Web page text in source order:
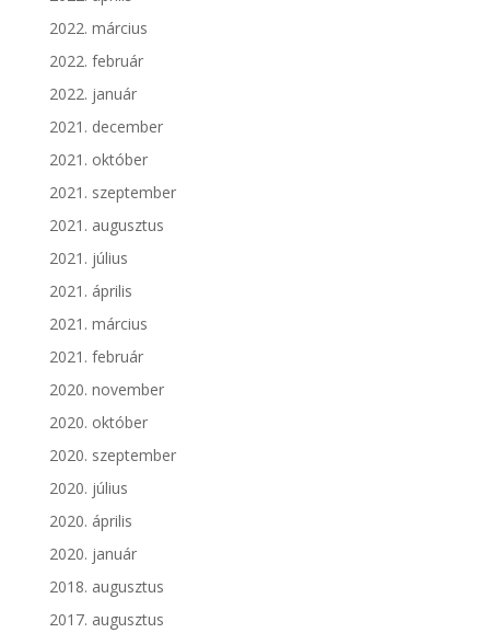
2022. március
2022. február
2022. január
2021. december
2021. október
2021. szeptember
2021. augusztus
2021. július
2021. április
2021. március
2021. február
2020. november
2020. október
2020. szeptember
2020. július
2020. április
2020. január
2018. augusztus
2017. augusztus